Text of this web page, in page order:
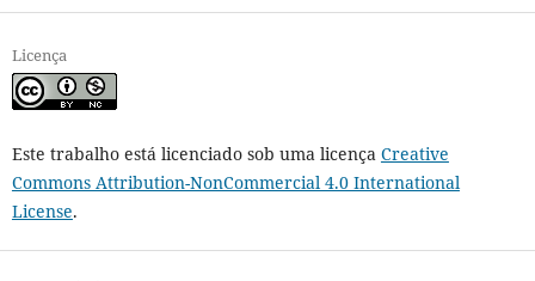
Licença
Este trabalho está licenciado sob uma licença Creative
Commons Attribution-NonCommercial 4.0 International
License.